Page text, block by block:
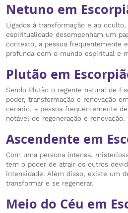
Netuno em
Ligados à transformação e ao
espiritualidade desempenham um
contexto, a pessoa frequentemente
profunda com o mundo espiritual e
Plutão em
Sendo Plutão o regente natural de
poder, transformação e renovação
cenário, a pessoa frequentemente
notável de regeneração e renovação.
Ascendente em
Com uma persona intensa,
tem o poder de atrair os outros
intensidade. Além disso, existe um
transformar e se regenerar.
Meio do Céu em